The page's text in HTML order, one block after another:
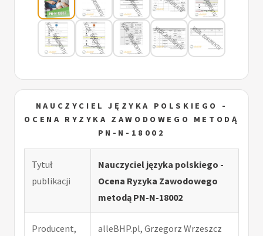
NAUCZYCIEL JĘZYKA POLSKIEGO -
OCENA RYZYKA ZAWODOWEGO METODĄ
PN-N-18002
Tytuł
publikacji
Nauczyciel języka polskiego -
Ocena Ryzyka Zawodowego
metodą PN-N-18002
Producent,
alleBHP.pl, Grzegorz Wrzeszcz